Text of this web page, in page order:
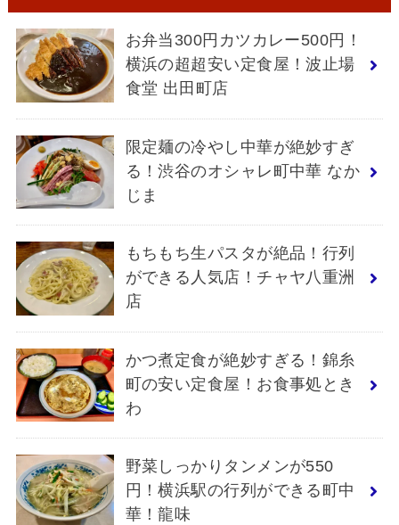
お弁当300円カツカレー500円！
横浜の超超安い定食屋！波止場
食堂 出田町店
限定麺の冷やし中華が絶妙すぎ
る！渋谷のオシャレ町中華 なか
じま
もちもち生パスタが絶品！行列
ができる人気店！チャヤ八重洲
店
かつ煮定食が絶妙すぎる！錦糸
町の安い定食屋！お食事処とき
わ
野菜しっかりタンメンが550
円！横浜駅の行列ができる町中
華！龍味